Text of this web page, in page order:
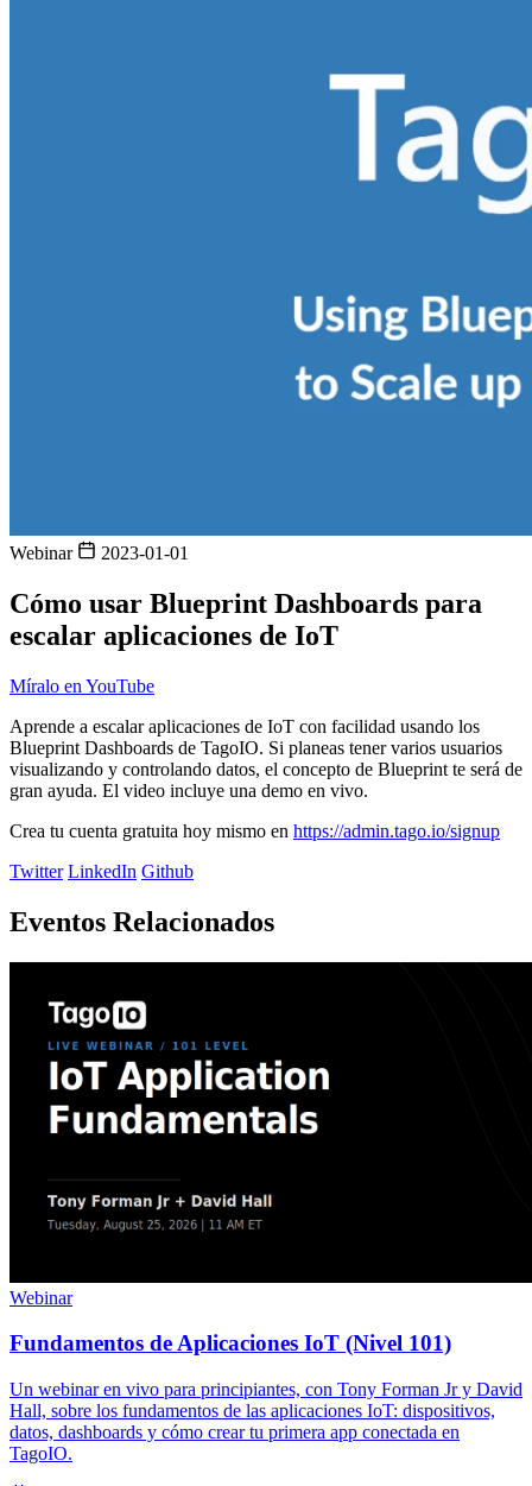
Webinar 2023-01-01
Cómo usar Blueprint Dashboards para
escalar aplicaciones de IoT
Míralo en YouTube
Aprende a escalar aplicaciones de IoT con facilidad usando los
Blueprint Dashboards de TagoIO. Si planeas tener varios usuarios
visualizando y controlando datos, el concepto de Blueprint te será de
gran ayuda. El video incluye una demo en vivo.
Crea tu cuenta gratuita hoy mismo en https://admin.tago.io/signup
Twitter LinkedIn Github
Eventos Relacionados
Webinar
Fundamentos de Aplicaciones IoT (Nivel 101)
Un webinar en vivo para principiantes, con Tony Forman Jr y David
Hall, sobre los fundamentos de las aplicaciones IoT: dispositivos,
datos, dashboards y cómo crear tu primera app conectada en
TagoIO.